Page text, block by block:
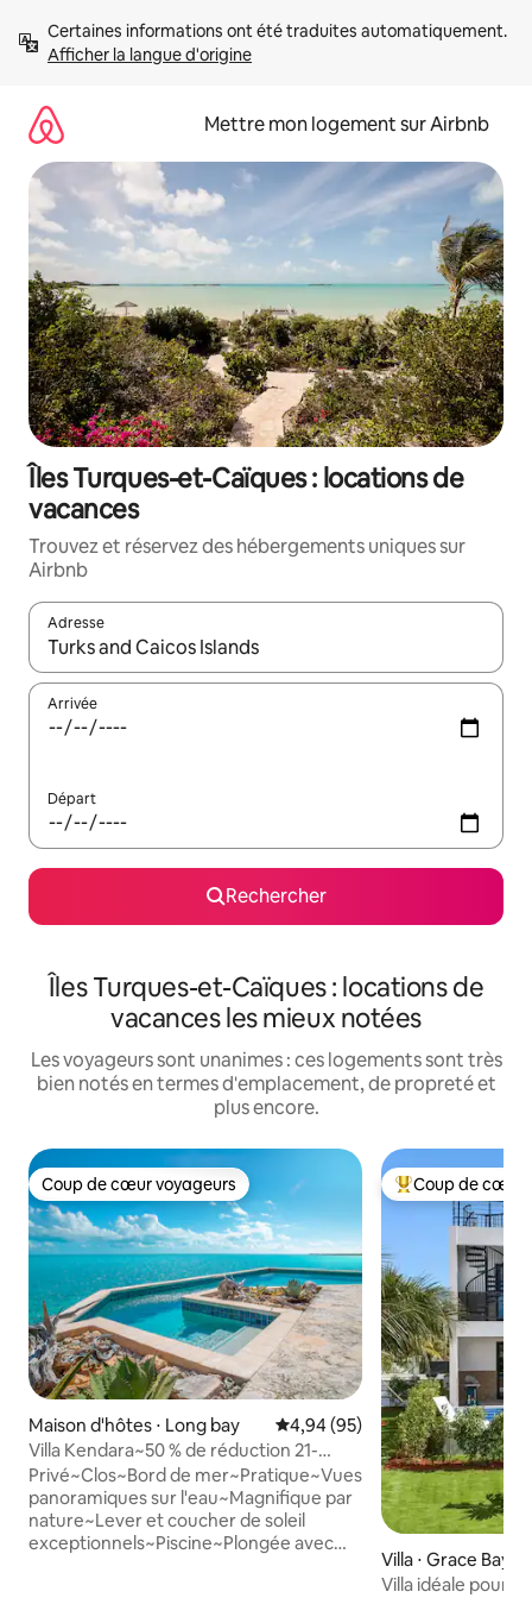
directement
Afficher la langue d'origine
Mettre mon logement sur Airbnb
Îles Turques-et-Caïques : locations de
vacances
Trouvez et réservez des hébergements uniques sur
Airbnb
Adresse
Lorsque les résultats s'affichent, utilisez les flèches vers le
Arrivée
Départ
Rechercher
Îles Turques-et-Caïques : locations de
vacances les mieux notées
Les voyageurs sont unanimes : ces logements sont très
bien notés en termes d'emplacement, de propreté et
plus encore.
Coup de cœur voyageurs
Coup de cœur voyageurs
Maison d'hôtes ⋅ Long bay Évaluation moyenne sur la
4,94 (95)
Villa Kendara~50 % de réduction 21-
25/08~Plage~Priv~Portail~Vue
Privé~Clos~Bord de mer~Pratique~Vues
panoramiques sur l'eau~Magnifique par
nature~Lever et coucher de soleil
exceptionnels~Piscine~Plongée avec
Coups de cœur
Coup de cœur
Villa ⋅ Grace Bay
Villa idéale pour